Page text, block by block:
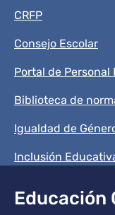
CRFP
Consejo Escolar
Portal de Personal
Biblioteca de
Igualdad de
Inclusión
Educación